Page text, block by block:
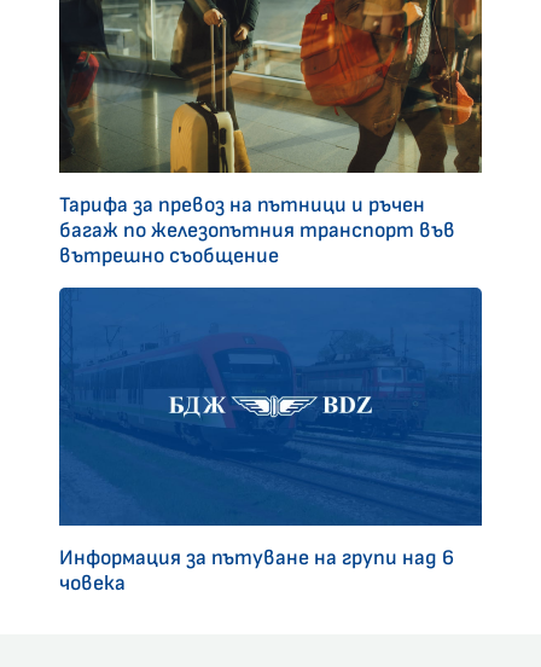
Тарифа за превоз на пътници и ръчен
багаж по железопътния транспорт във
вътрешно съобщение
Информация за пътуване на групи над 6
човека